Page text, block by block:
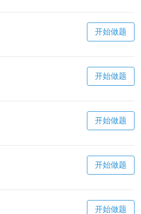
开始做题
开始做题
开始做题
开始做题
开始做题